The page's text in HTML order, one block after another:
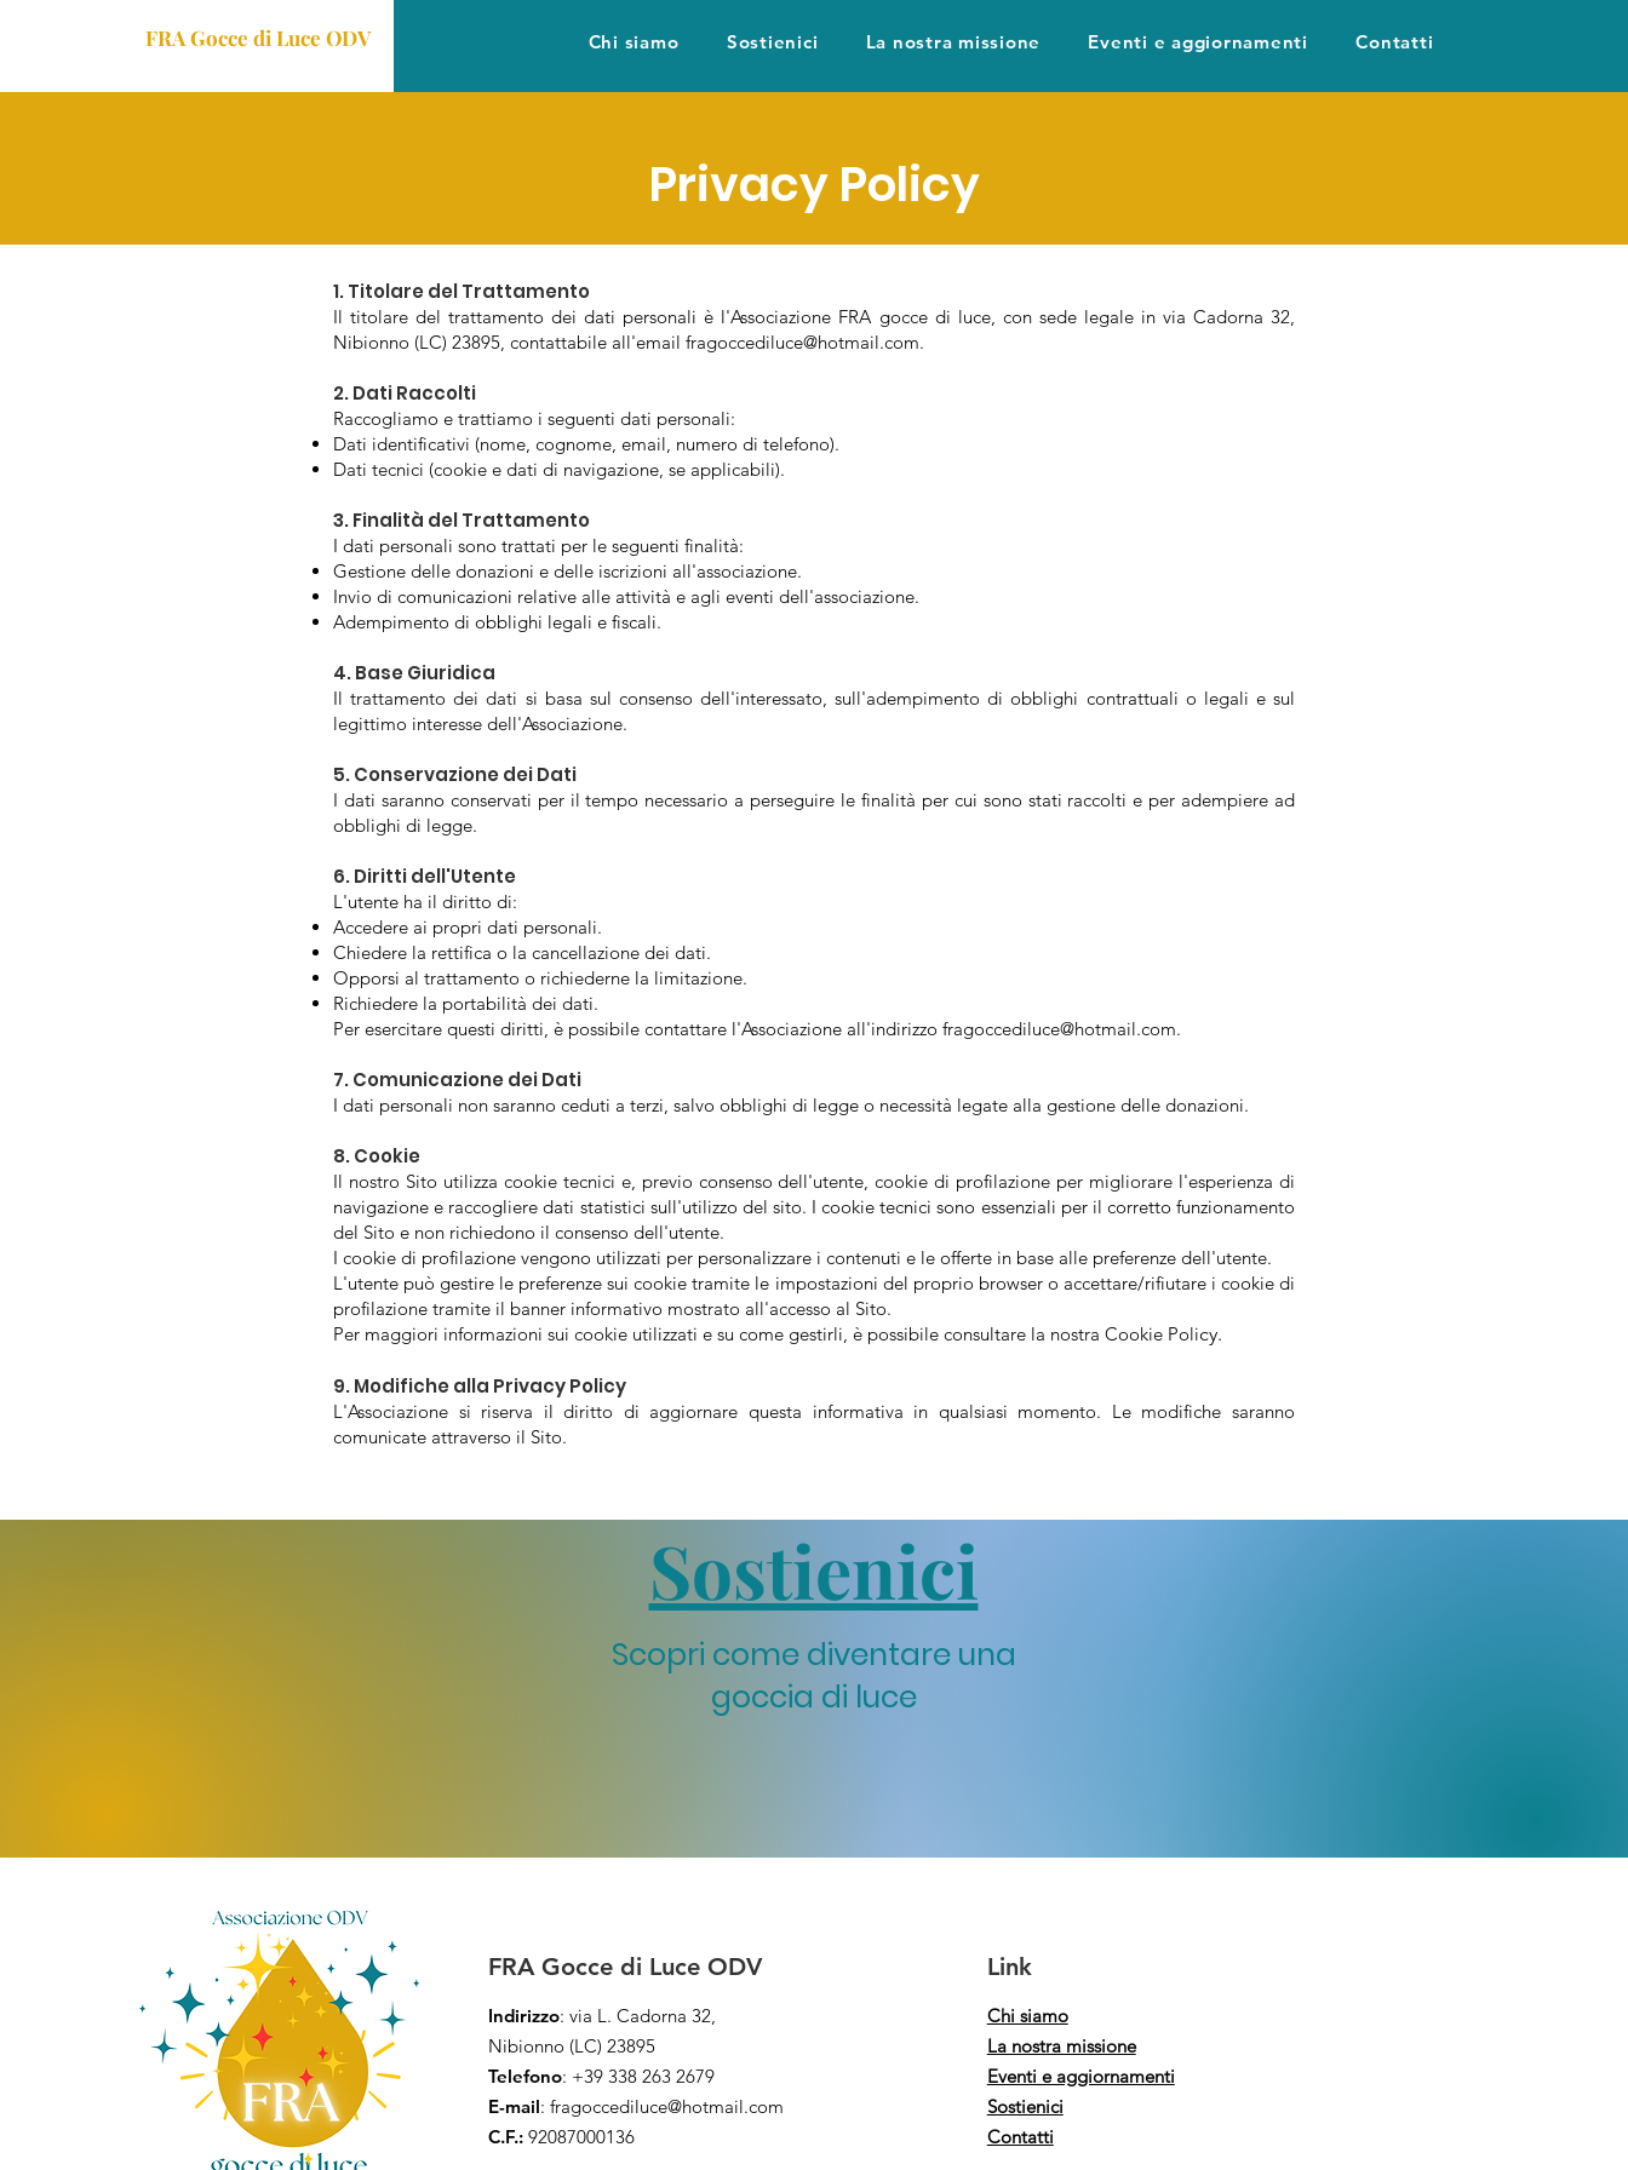
FRA Gocce di Luce ODV Chi siamo Sostienici La nostra missione Eventi e aggiornamenti Contatti
Privacy Policy
1. Titolare del Trattamento
Il titolare del trattamento dei dati personali è l'Associazione FRA gocce di luce, con sede legale in via Cadorna 32,
Nibionno (LC) 23895, contattabile all'email fragoccediluce@hotmail.com.
2. Dati Raccolti
Raccogliamo e trattiamo i seguenti dati personali:
Dati identificativi (nome, cognome, email, numero di telefono).
Dati tecnici (cookie e dati di navigazione, se applicabili).
3. Finalità del Trattamento
I dati personali sono trattati per le seguenti finalità:
Gestione delle donazioni e delle iscrizioni all'associazione.
Invio di comunicazioni relative alle attività e agli eventi dell'associazione.
Adempimento di obblighi legali e fiscali.
4. Base Giuridica
Il trattamento dei dati si basa sul consenso dell'interessato, sull'adempimento di obblighi contrattuali o legali e sul
legittimo interesse dell'Associazione.
5. Conservazione dei Dati
I dati saranno conservati per il tempo necessario a perseguire le finalità per cui sono stati raccolti e per adempiere ad
obblighi di legge.
6. Diritti dell'Utente
L'utente ha il diritto di:
Accedere ai propri dati personali.
Chiedere la rettifica o la cancellazione dei dati.
Opporsi al trattamento o richiederne la limitazione.
Richiedere la portabilità dei dati.
Per esercitare questi diritti, è possibile contattare l'Associazione all'indirizzo fragoccediluce@hotmail.com.
7. Comunicazione dei Dati
I dati personali non saranno ceduti a terzi, salvo obblighi di legge o necessità legate alla gestione delle donazioni.
8. Cookie
Il nostro Sito utilizza cookie tecnici e, previo consenso dell'utente, cookie di profilazione per migliorare l'esperienza di
navigazione e raccogliere dati statistici sull'utilizzo del sito. I cookie tecnici sono essenziali per il corretto funzionamento
del Sito e non richiedono il consenso dell'utente.
I cookie di profilazione vengono utilizzati per personalizzare i contenuti e le offerte in base alle preferenze dell'utente.
L'utente può gestire le preferenze sui cookie tramite le impostazioni del proprio browser o accettare/rifiutare i cookie di
profilazione tramite il banner informativo mostrato all'accesso al Sito.
Per maggiori informazioni sui cookie utilizzati e su come gestirli, è possibile consultare la nostra Cookie Policy.
9. Modifiche alla Privacy Policy
L'Associazione si riserva il diritto di aggiornare questa informativa in qualsiasi momento. Le modifiche saranno
comunicate attraverso il Sito.
Sostienici
Scopri come diventare una
goccia di luce
FRA Gocce di Luce ODV
Indirizzo: via L. Cadorna 32,
Nibionno (LC) 23895
Telefono: +39 338 263 2679
E-mail: fragoccediluce@hotmail.com
C.F.: 92087000136
Link
Chi siamo
La nostra missione
Eventi e aggiornamenti
Sostienici
Contatti